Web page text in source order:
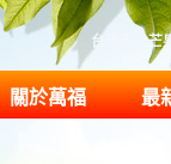
台南玉井芒
關於萬福 最